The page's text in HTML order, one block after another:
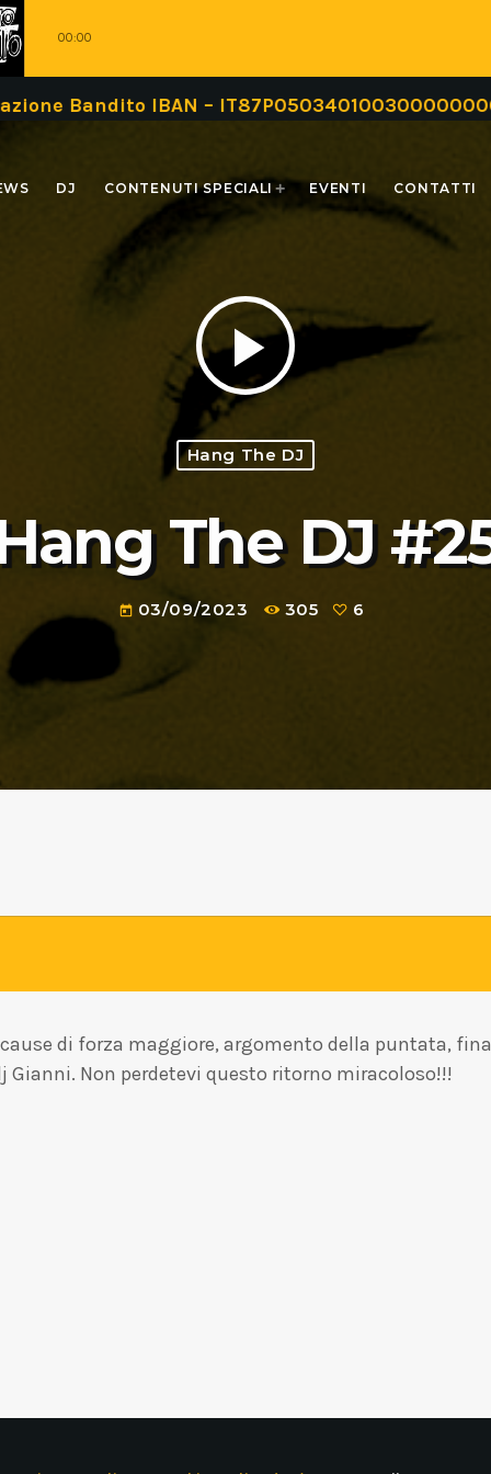
00:00
IBAN – IT87P0503401003000000000999
DJ CONTENUTI SPECIALI EVENTI CONTATTI
play_arrow
Hang The DJ
The DJ
today 03/09/2023 305 6
di forza maggiore, argomento della puntata,
Gianni. Non perdetevi questo ritorno miracoloso!!!